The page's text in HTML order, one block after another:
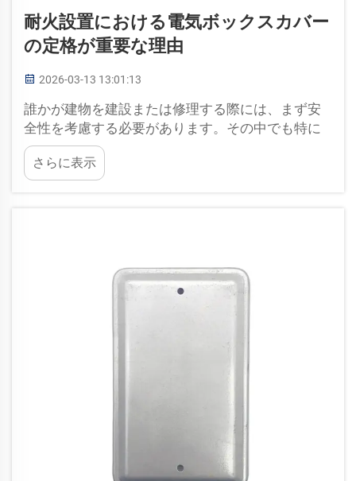
耐火設置における電気ボックスカバー
の定格が重要な理由
2026-03-13 13:01:13
誰かが建物を建設または修理する際には、まず安
全性を考慮する必要があります。その中でも特に
重要なものの一つが電気ボックスカバーです。こ
れらのカバーは、内部の配線およびすべての接続
部を保護します。また、火災の発生や延焼を防ぐ
さらに表示